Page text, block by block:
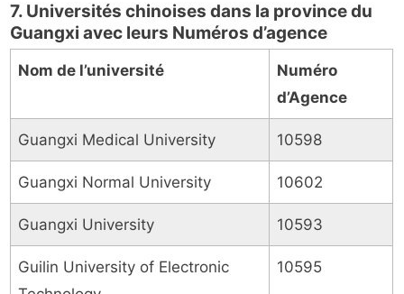
7. Universités chinoises dans la province du
Guangxi avec leurs Numéros d’agence
Nom de l’université
Numéro
d’Agence
Guangxi Medical University 10598
Guangxi Normal University 10602
Guangxi University 10593
Guilin University of Electronic
10595